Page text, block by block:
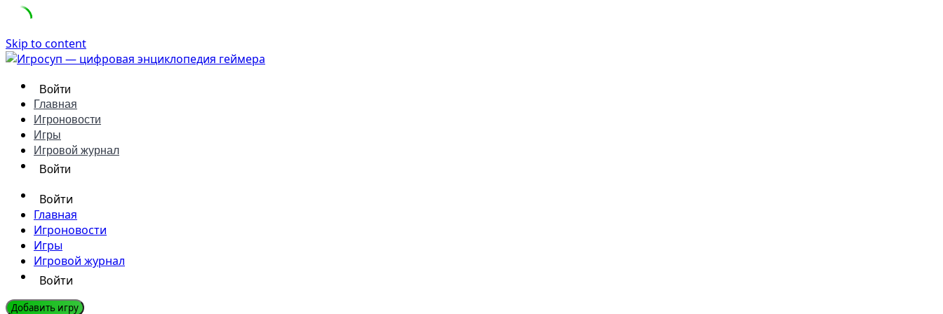
Skip to content
Войти
Главная
Игроновости
Игры
Игровой журнал
Войти
Войти
Главная
Игроновости
Игры
Игровой журнал
Войти
Добавить игру